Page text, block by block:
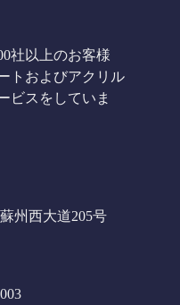
社以上のお客様
トおよびアクリル
ビスをしていま
州西大道205号